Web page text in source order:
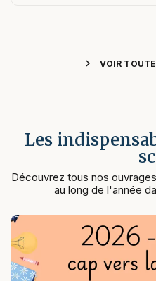
chevron_right VOIR
Les
Découvrez tous nos
au long de l'année